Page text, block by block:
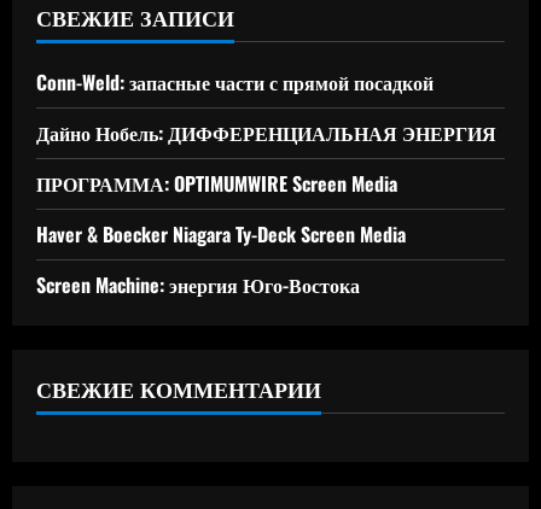
СВЕЖИЕ ЗАПИСИ
Conn-Weld: запасные части с прямой посадкой
Дайно Нобель: ДИФФЕРЕНЦИАЛЬНАЯ ЭНЕРГИЯ
ПРОГРАММА: OPTIMUMWIRE Screen Media
Haver & Boecker Niagara Ty-Deck Screen Media
Screen Machine: энергия Юго-Востока
СВЕЖИЕ КОММЕНТАРИИ